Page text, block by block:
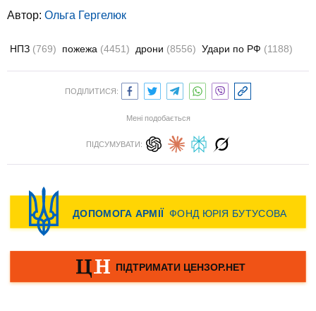
Автор: Ольга Гергелюк
НПЗ (769) пожежа (4451) дрони (8556) Удари по РФ (1188)
ПОДІЛИТИСЯ:
Мені подобається
ПІДСУМУВАТИ: